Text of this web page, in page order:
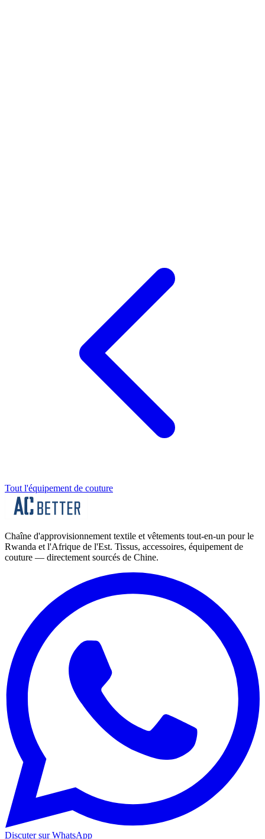
Tout l'équipement de couture
Chaîne d'approvisionnement textile et vêtements tout-en-un pour le
Rwanda et l'Afrique de l'Est. Tissus, accessoires, équipement de
couture — directement sourcés de Chine.
Discuter sur WhatsApp